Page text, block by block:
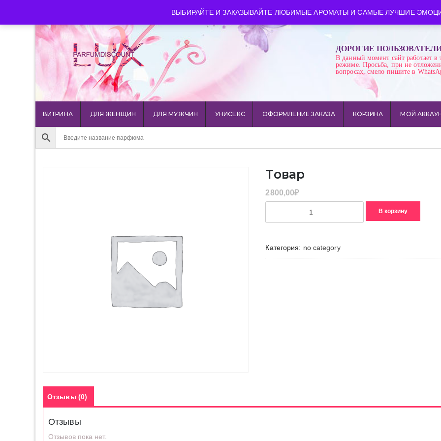
ВЫБИРАЙТЕ И ЗАКАЗЫВАЙТЕ ЛЮБИМЫЕ АРОМАТЫ И САМЫЕ ЛУЧШИЕ
+7 903 544 11 18 г. Москва Время работы: пн-сб 10:00-21:00
ДОРОГИЕ
В данный момент сайт работает в
режиме. Просьба, при не
вопросах, смело пишите в
ВИТРИНА ДЛЯ ЖЕНЩИН ДЛЯ МУЖЧИН УНИСЕКС ОФОРМЛЕНИЕ ЗАКАЗА КОРЗИНА МОЙ
Товар
2800,00₽
В корзину
Категория: no category
Отзывы (0)
Отзывы
Отзывов пока нет.